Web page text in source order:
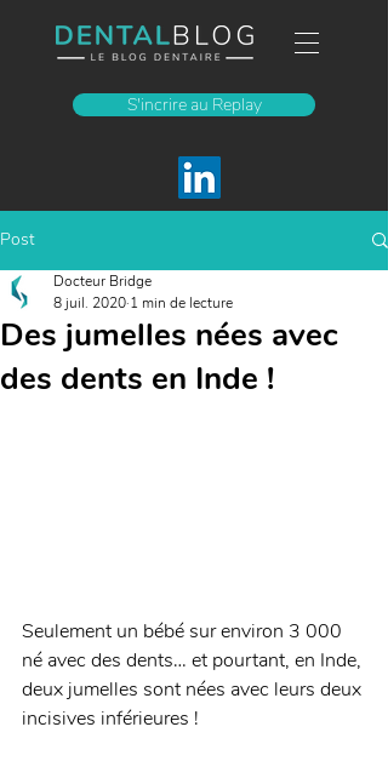
S'incrire au Replay
Post
Des jumelles nées avec
des dents en Inde !
Docteur Bridge
8 juil. 2020 1 min de lecture
Seulement un bébé sur environ 3 000
né avec des dents… et pourtant, en Inde,
deux jumelles sont nées avec leurs deux
incisives inférieures !